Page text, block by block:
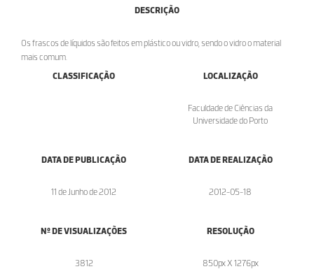
DESCRIÇÃO
Os frascos de líquidos são feitos em plástico ou vidro, sendo o vidro o material
mais comum.
CLASSIFICAÇÃO
LOCALIZAÇÃO
Faculdade de Ciências da
Universidade do Porto
DATA DE PUBLICAÇÃO
11 de Junho de 2012
DATA DE REALIZAÇÃO
2012-05-18
Nº DE VISUALIZAÇÕES
3812
RESOLUÇÃO
850px X 1276px